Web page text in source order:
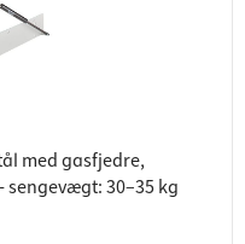
med gasfjedre,
sengevægt: 30–35 kg